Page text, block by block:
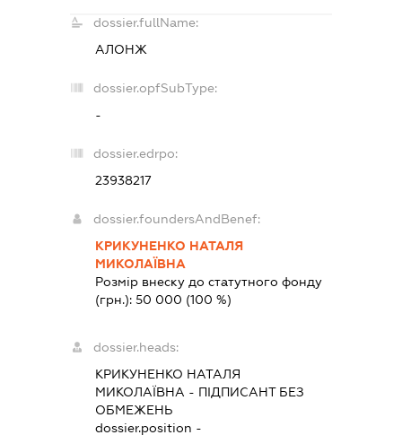
dossier.fullName:
АЛОНЖ
dossier.opfSubType:
-
dossier.edrpo:
23938217
dossier.foundersAndBenef:
КРИКУНЕНКО НАТАЛЯ
МИКОЛАЇВНА
Розмір внеску до статутного фонду
(грн.):50 000 (100 %)
dossier.heads:
КРИКУНЕНКО НАТАЛЯ
МИКОЛАЇВНА - ПІДПИСАНТБЕЗ
ОБМЕЖЕНЬ
dossier.position -